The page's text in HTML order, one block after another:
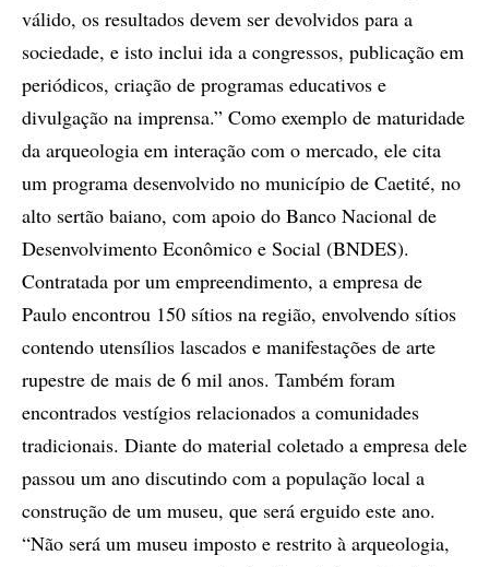
válido, os resultados devem ser devolvidos para a
sociedade, e isto inclui ida a congressos, publicação em
periódicos, criação de programas educativos e
divulgação na imprensa.” Como exemplo de maturidade
da arqueologia em interação com o mercado, ele cita
um programa desenvolvido no município de Caetité, no
alto sertão baiano, com apoio do Banco Nacional de
Desenvolvimento Econômico e Social (BNDES).
Contratada por um empreendimento, a empresa de
Paulo encontrou 150 sítios na região, envolvendo sítios
contendo utensílios lascados e manifestações de arte
rupestre de mais de 6 mil anos. Também foram
encontrados vestígios relacionados a comunidades
tradicionais. Diante do material coletado a empresa dele
passou um ano discutindo com a população local a
construção de um museu, que será erguido este ano.
“Não será um museu imposto e restrito à arqueologia,